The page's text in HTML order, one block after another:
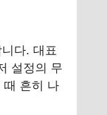
다. 대표
설정의 무
때 흔히 나